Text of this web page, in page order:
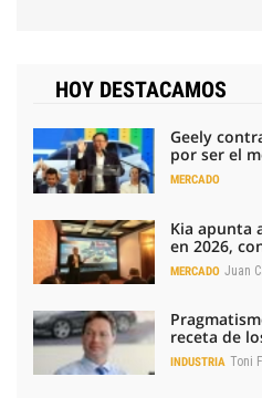
HOY DESTACAMOS
Geely
por ser el
MERCADO
Kia apunta
en 2026,
MERCADO Juan
receta de
INDUSTRIA Toni